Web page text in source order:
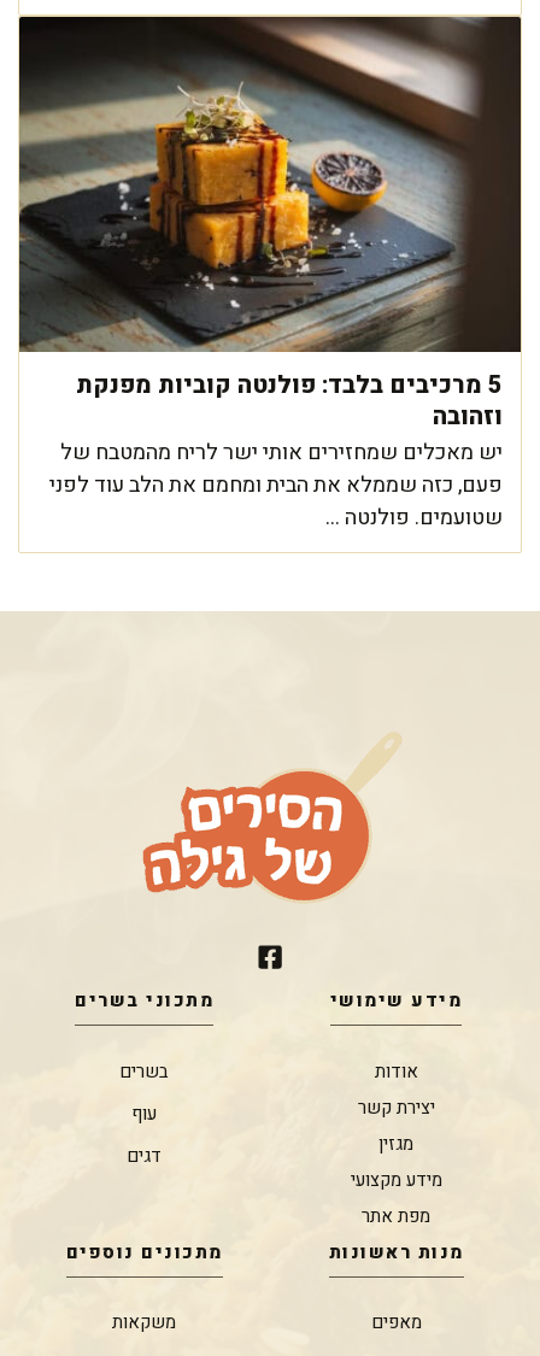
5 מרכיבים בלבד: פולנטה קוביות מפנקת
וזהובה
יש מאכלים שמחזירים אותי ישר לריח מהמטבח של
פעם, כזה שממלא את הבית ומחמם את הלב עוד לפני
שטועמים. פולנטה ...
מידע שימושי
אודות
יצירת קשר
מגזין
מידע מקצועי
מפת אתר
מתכוני בשרים
בשרים
עוף
דגים
מנות ראשונות
מאפים
מתכונים נוספים
משקאות